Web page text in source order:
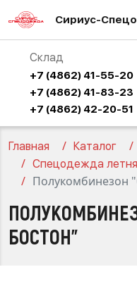
Сириус-
Склад
+7 (4862) 41-55-20
+7 (4862) 41-83-23
+7 (4862) 42-20-51
Главная Каталог
Спецодежда
БОСТОН"